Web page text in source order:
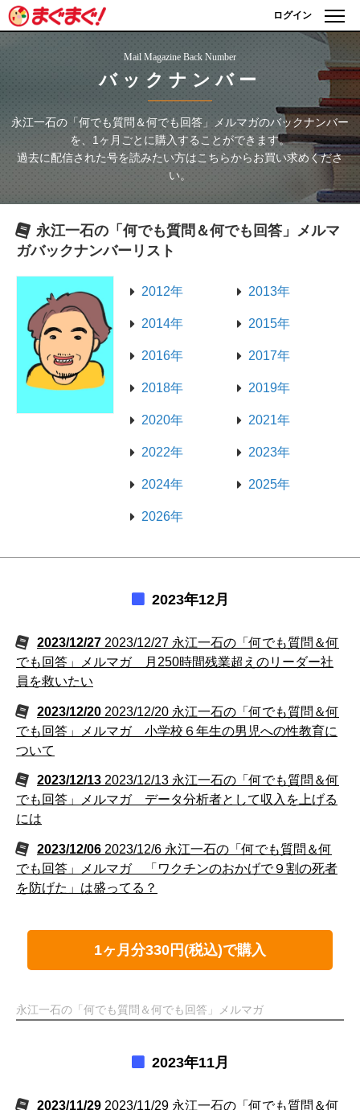
ログイン
Mail Magazine Back Number
バックナンバー
永江一石の「何でも質問＆何でも回答」メルマガのバックナンバー
を、1ヶ月ごとに購入することができます。
過去に配信された号を読みたい方はこちらからお買い求めくださ
い。
永江一石の「何でも質問＆何でも回答」メルマ
ガバックナンバーリスト
2012年 2013年
2014年 2015年
2016年 2017年
2018年 2019年
2020年 2021年
2022年 2023年
2024年 2025年
2026年
2023年12月
2023/12/27 2023/12/27 永江一石の「何でも質問＆何
でも回答」メルマガ 月250時間残業超えのリーダー社
員を救いたい
2023/12/20 2023/12/20 永江一石の「何でも質問＆何
でも回答」メルマガ 小学校６年生の男児への性教育に
ついて
2023/12/13 2023/12/13 永江一石の「何でも質問＆何
でも回答」メルマガ データ分析者として収入を上げる
には
2023/12/06 2023/12/6 永江一石の「何でも質問＆何
でも回答」メルマガ 「ワクチンのおかげで９割の死者
を防げた」は盛ってる？
1ヶ月分330円(税込)で購入
永江一石の「何でも質問＆何でも回答」メルマガ
2023年11月
2023/11/29 2023/11/29 永江一石の「何でも質問＆何